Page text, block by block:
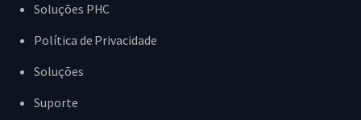
Soluções PHC
Política de Privacidade
Soluções
Suporte